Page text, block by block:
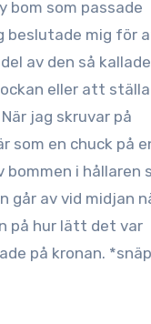
bom som passade
beslutade mig för
av den så kallade
eller att ställa
jag skruvar på
som en chuck på
i hållaren
går av vid midjan
på hur lätt det var
på kronan.